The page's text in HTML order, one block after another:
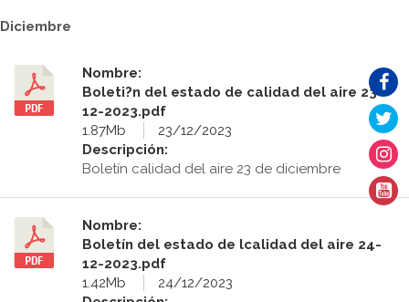
Diciembre
Nombre:
Boleti?n del estado de calidad del aire 23-
12-2023.pdf
1.87Mb
23/12/2023
Descripción:
Boletín calidad del aire 23 de diciembre
Nombre:
Boletín del estado de lcalidad del aire 24-
12-2023.pdf
1.42Mb
24/12/2023